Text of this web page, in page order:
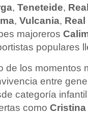
, Teneteide,
, Vulcania,
majoreros
populares
de los momentos
entre
categoría
como Cristina